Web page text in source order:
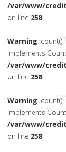
/var/www/
on line 258
Warning:
implements
/var/www/
on line 258
Warning:
implements
/var/www/
on line 258